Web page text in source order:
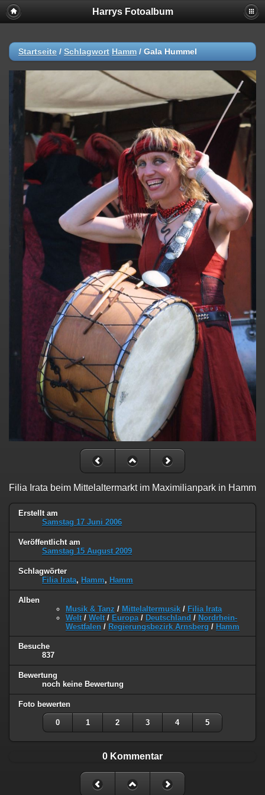
Harrys Fotoalbum
Startseite / Schlagwort Hamm / Gala Hummel
Filia Irata beim Mittelaltermarkt im Maximilianpark in Hamm
Erstellt am
Samstag 17 Juni 2006
Veröffentlicht am
Samstag 15 August 2009
Schlagwörter
Filia Irata, Hamm, Hamm
Alben
Musik & Tanz / Mittelaltermusik / Filia Irata
Welt / Welt / Europa / Deutschland / Nordrhein-
Westfalen / Regierungsbezirk Arnsberg / Hamm
Besuche
837
Bewertung
noch keine Bewertung
Foto bewerten
0 1 2 3 4 5
0 Kommentar